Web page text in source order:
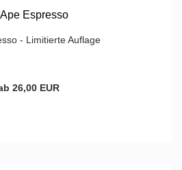
- Limitierte Auflage
26,00 EUR